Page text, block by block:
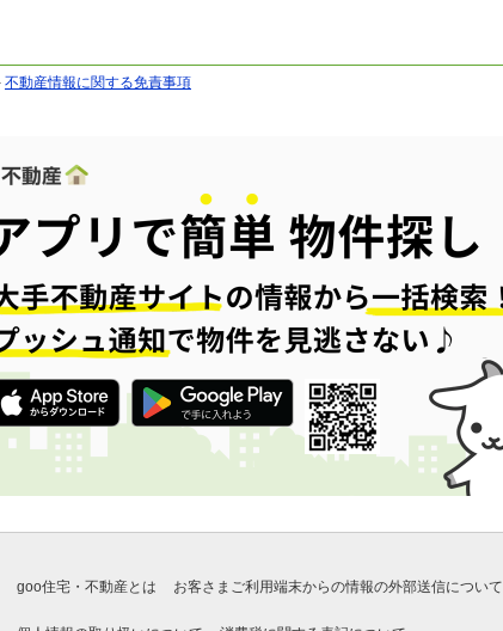
不動産情報に関する免責事項
goo住宅・不動産とは お客さまご利用端末からの情報の外部送信について